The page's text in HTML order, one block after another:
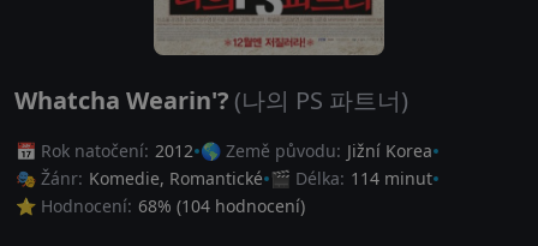
Whatcha Wearin'? (나의 PS 파트너)
📅 Rok natočení: 2012 🌎 Země původu: Jižní Korea
🎭 Žánr: Komedie, Romantické 🎬 Délka: 114 minut
⭐ Hodnocení: 68% (104 hodnocení)